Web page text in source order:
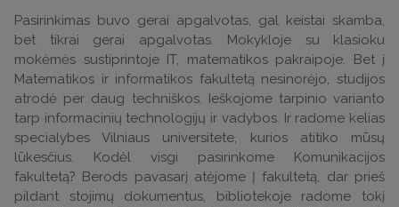
Pasirinkimas buvo gerai apgalvotas, gal keistai skamba,
bet tikrai gerai apgalvotas. Mokykloje su klasioku
mokėmės sustiprintoje IT, matematikos pakraipoje. Bet į
Matematikos ir informatikos fakultetą nesinorėjo, studijos
atrodė per daug techniškos. Ieškojome tarpinio varianto
tarp informacinių technologijų ir vadybos. Ir radome kelias
specialybes Vilniaus universitete, kurios atitiko mūsų
lūkesčius. Kodėl visgi pasirinkome Komunikacijos
fakultetą? Berods pavasarį atėjome Į fakultetą, dar prieš
pildant stojimų dokumentus, bibliotekoje radome tokį